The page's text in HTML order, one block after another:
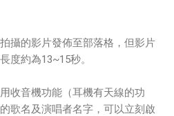
攝的影片發佈至部落格，但影片
度約為13~15秒。
收音機功能（耳機有天線的功
歌名及演唱者名字，可以立刻啟